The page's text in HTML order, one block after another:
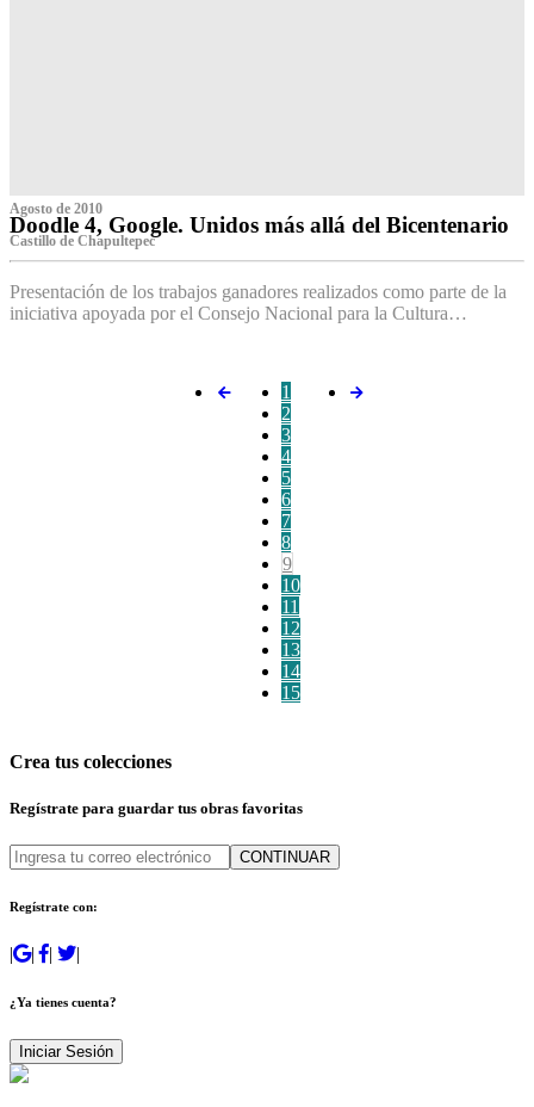
Agosto de 2010
Doodle 4, Google. Unidos más allá del Bicentenario
Castillo de Chapultepec
Presentación de los trabajos ganadores realizados como parte de la
iniciativa apoyada por el Consejo Nacional para la Cultura…
1
2
3
4
5
6
7
8
9
10
11
12
13
14
15
Crea tus colecciones
Regístrate para guardar tus obras favoritas
CONTINUAR
Regístrate con:
| | | |
¿Ya tienes cuenta?
Iniciar Sesión